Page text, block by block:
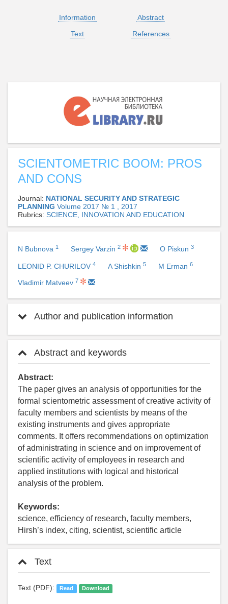
Information
Abstract
Text
References
SCIENTOMETRIC BOOM: PROS
AND CONS
Journal: NATIONAL SECURITY AND STRATEGIC
PLANNING Volume 2017 № 1 , 2017
Rubrics: SCIENCE, INNOVATION AND EDUCATION
N Bubnova 1 Sergey Varzin 2 O Piskun 3
LEONID P. CHURILOV 4 A Shishkin 5 M Erman 6
Vladimir Matveev 7
Author and publication information
Abstract and keywords
Abstract:
The paper gives an analysis of opportunities for the
formal scientometric assessment of creative activity of
faculty members and scientists by means of the
existing instruments and gives appropriate
comments. It offers recommendations on optimization
of administrating in science and on improvement of
scientific activity of employees in research and
applied institutions with logical and historical
analysis of the problem.
Keywords:
science, efficiency of research, faculty members,
Hirsh’s index, citing, scientist, scientific article
Text
Text (PDF): Read Download